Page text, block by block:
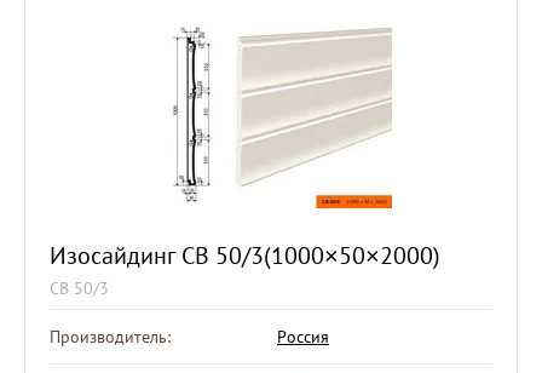
Изосайдинг СВ 50/3(1000×50×2000)
СВ 50/3
Производитель: Россия